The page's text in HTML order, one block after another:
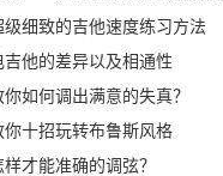
细致的吉他速度练习方法
他的差异以及相通性
如何调出满意的失真？
十招玩转布鲁斯风格
才能准确的调弦？